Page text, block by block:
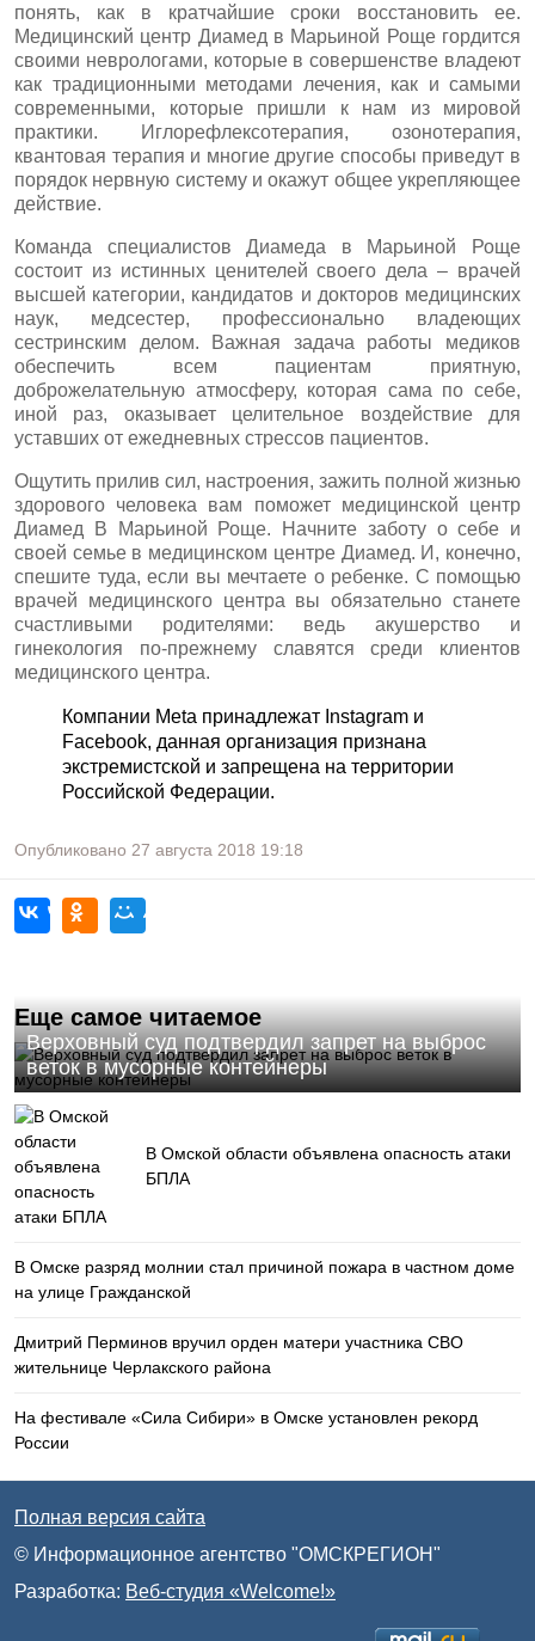
понять, как в кратчайшие сроки восстановить ее.
Медицинский центр Диамед в Марьиной Роще гордится
своими неврологами, которые в совершенстве владеют
как традиционными методами лечения, как и самыми
современными, которые пришли к нам из мировой
практики. Иглорефлексотерапия, озонотерапия,
квантовая терапия и многие другие способы приведут в
порядок нервную систему и окажут общее укрепляющее
действие.
Команда специалистов Диамеда в Марьиной Роще
состоит из истинных ценителей своего дела – врачей
высшей категории, кандидатов и докторов медицинских
наук, медсестер, профессионально владеющих
сестринским делом. Важная задача работы медиков
обеспечить всем пациентам приятную,
доброжелательную атмосферу, которая сама по себе,
иной раз, оказывает целительное воздействие для
уставших от ежедневных стрессов пациентов.
Ощутить прилив сил, настроения, зажить полной жизнью
здорового человека вам поможет медицинской центр
Диамед В Марьиной Роще. Начните заботу о себе и
своей семье в медицинском центре Диамед. И, конечно,
спешите туда, если вы мечтаете о ребенке. С помощью
врачей медицинского центра вы обязательно станете
счастливыми родителями: ведь акушерство и
гинекология по-прежнему славятся среди клиентов
медицинского центра.
Компании Meta принадлежат Instagram и
Facebook, данная организация признана
экстремистской и запрещена на территории
Российской Федерации.
Опубликовано 27 августа 2018 19:18
Еще самое читаемое
Верховный суд подтвердил запрет на выброс
веток в мусорные контейнеры
В Омской области объявлена опасность атаки
БПЛА
В Омске разряд молнии стал причиной пожара в частном доме
на улице Гражданской
Дмитрий Перминов вручил орден матери участника СВО
жительнице Черлакского района
На фестивале «Сила Сибири» в Омске установлен рекорд
России
Полная версия сайта
© Информационное агентство "ОМСКРЕГИОН"
Разработка: Веб-студия «Welcome!»